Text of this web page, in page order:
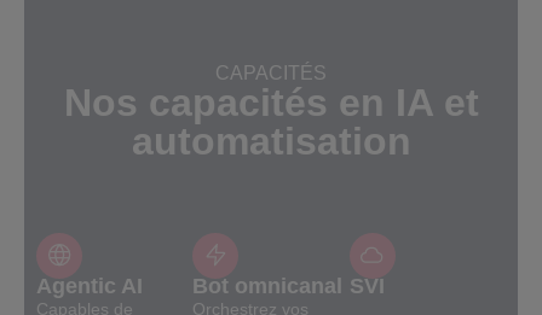
CAPACITÉS
Nos capacités en IA et
automatisation
Agentic AI
Capables de
Bot omnicanal
Orchestrez vos
SVI